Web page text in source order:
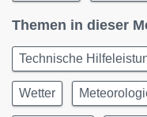
Themen in dieser
Technische
Wetter